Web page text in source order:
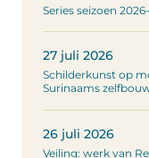
Series seizoen
27 juli 2026
Schilderkunst op
Surinaams
26 juli 2026
Veiling: werk van